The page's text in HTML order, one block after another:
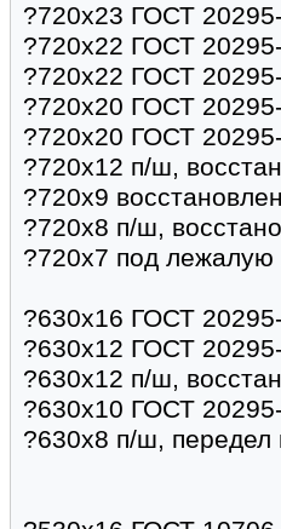
?720х23 ГОСТ
?720х22 ГОСТ
?720х22 ГОСТ
?720х20 ГОСТ
?720х20 ГОСТ
?720х12 п/ш,
?720х9
?720х8 п/ш,
?720х7 под
?630х16 ГОСТ
?630х12 ГОСТ
?630х12 п/ш,
?630х10 ГОСТ
?630х8 п/ш, передел